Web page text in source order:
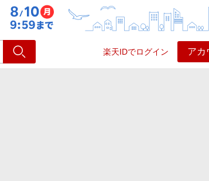
楽天IDでログイン アカ